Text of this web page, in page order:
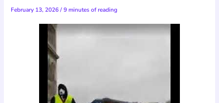
February 13, 2026/9 minutes of reading